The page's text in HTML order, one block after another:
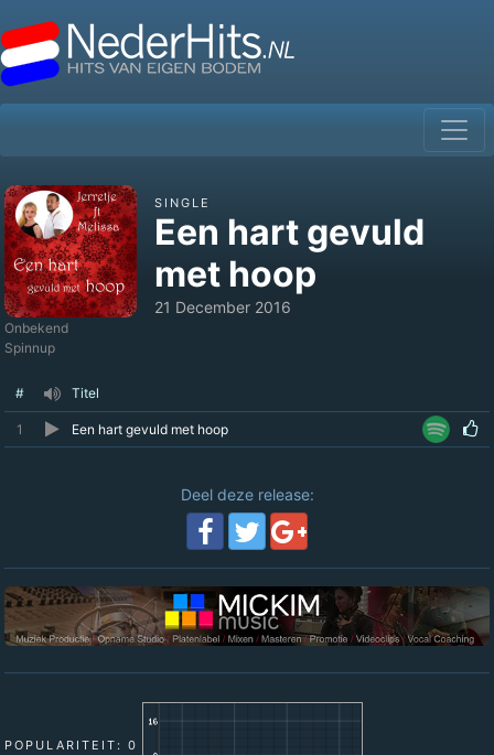
SINGLE
Een hart gevuld
met hoop
21 December 2016
Onbekend
Spinnup
# Titel
1 Een hart gevuld met hoop
Deel deze release:
POPULARITEIT: 0